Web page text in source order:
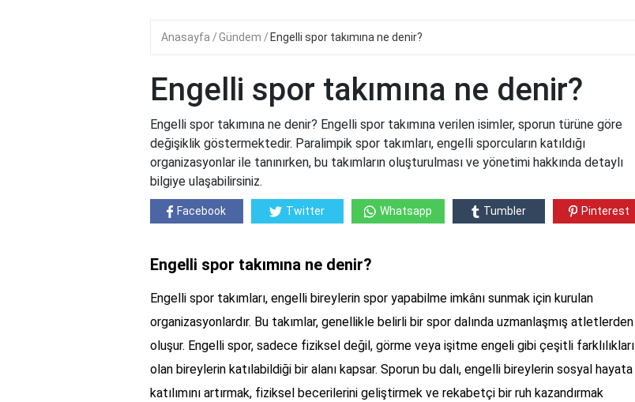
Anasayfa Gündem Engelli spor takımına ne denir?
Engelli spor takımına ne denir?
Engelli spor takımına ne denir? Engelli spor takımına verilen isimler, sporun türüne göre
değişiklik göstermektedir. Paralimpik spor takımları, engelli sporcuların katıldığı
organizasyonlar ile tanınırken, bu takımların oluşturulması ve yönetimi hakkında detaylı
bilgiye ulaşabilirsiniz.
Facebook Twitter Whatsapp Tumbler Pinterest
Engelli spor takımına ne denir?
Engelli spor takımları, engelli bireylerin spor yapabilme imkânı sunmak için kurulan
organizasyonlardır. Bu takımlar, genellikle belirli bir spor dalında uzmanlaşmış atletlerden
oluşur. Engelli spor, sadece fiziksel değil, görme veya işitme engeli gibi çeşitli farklılıkları
olan bireylerin katılabildiği bir alanı kapsar. Sporun bu dalı, engelli bireylerin sosyal hayata
katılımını artırmak, fiziksel becerilerini geliştirmek ve rekabetçi bir ruh kazandırmak